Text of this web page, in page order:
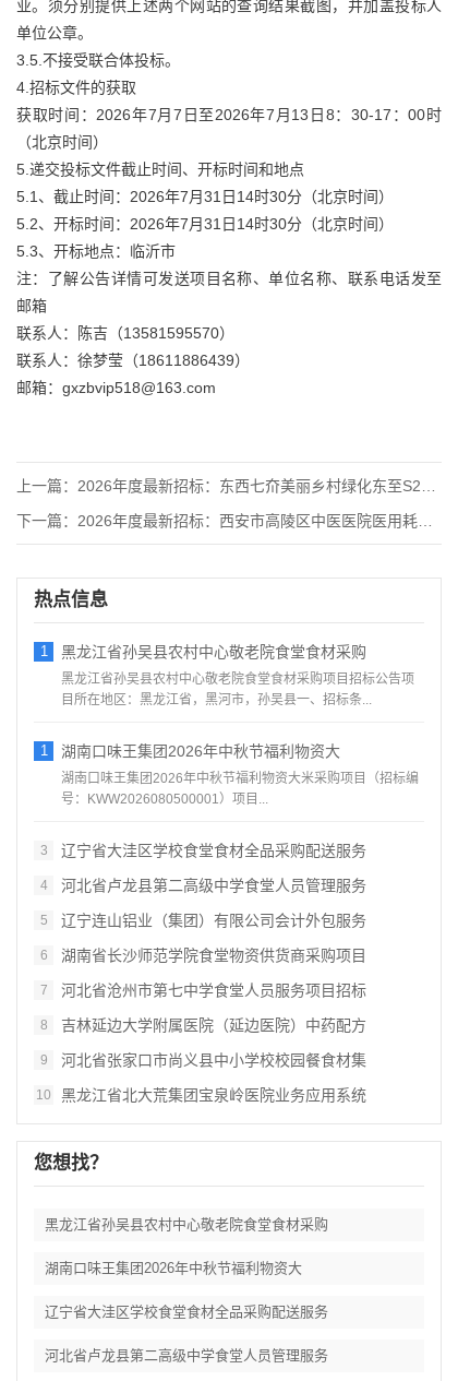
业。须分别提供上述两个网站的查询结果截图，并加盖投标人
单位公章。
3.5.不接受联合体投标。
4.招标文件的获取
获取时间：2026年7月7日至2026年7月13日8：30-17：00时
（北京时间）
5.递交投标文件截止时间、开标时间和地点
5.1、截止时间：2026年7月31日14时30分（北京时间）
5.2、开标时间：2026年7月31日14时30分（北京时间）
5.3、开标地点：临沂市
注：了解公告详情可发送项目名称、单位名称、联系电话发至
邮箱
联系人：陈吉（13581595570）
联系人：徐梦莹（18611886439）
邮箱：gxzbvip518@163.com
上一篇： 2026年度最新招标：东西七夼美丽乡村绿化东至S202交接处
下一篇： 2026年度最新招标：西安市高陵区中医医院医用耗材配送企业遴
热点信息
1 黑龙江省孙吴县农村中心敬老院食堂食材采购
黑龙江省孙吴县农村中心敬老院食堂食材采购项目招标公告项
目所在地区：黑龙江省，黑河市，孙吴县一、招标条...
1 湖南口味王集团2026年中秋节福利物资大
湖南口味王集团2026年中秋节福利物资大米采购项目（招标编
号：KWW2026080500001）项目...
3 辽宁省大洼区学校食堂食材全品采购配送服务
4 河北省卢龙县第二高级中学食堂人员管理服务
5 辽宁连山铝业（集团）有限公司会计外包服务
6 湖南省长沙师范学院食堂物资供货商采购项目
7 河北省沧州市第七中学食堂人员服务项目招标
8 吉林延边大学附属医院（延边医院）中药配方
9 河北省张家口市尚义县中小学校校园餐食材集
10 黑龙江省北大荒集团宝泉岭医院业务应用系统
您想找？
黑龙江省孙吴县农村中心敬老院食堂食材采购
湖南口味王集团2026年中秋节福利物资大
辽宁省大洼区学校食堂食材全品采购配送服务
河北省卢龙县第二高级中学食堂人员管理服务